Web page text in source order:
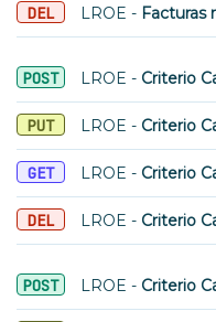
DEL LROE - Facturas
POST LROE - Criterio
PUT LROE - Criterio
GET LROE - Criterio
DEL LROE - Criterio
POST LROE - Criterio